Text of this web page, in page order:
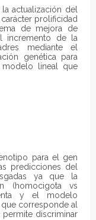
actualización del
prolificidad
de mejora de
incremento de la
mediante el
genética para
modelo lineal que
para el gen
predicciones del
ya que la
(homocigota vs
y el modelo
corresponde al
discriminar